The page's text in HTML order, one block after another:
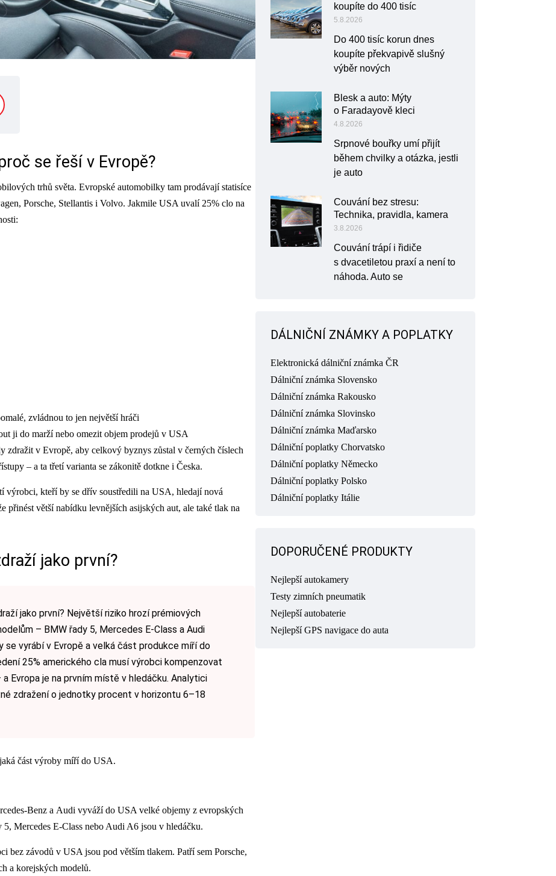
se řeší v Evropě?
trhů světa. Evropské automobilky tam prodávají statisíce
Porsche, Stellantis i Volvo. Jakmile USA uvalí 25% clo na
zvládnou to jen největší hráči
ji do marží nebo omezit objem prodejů v USA
zdražit v Evropě, aby celkový byznys zůstal v černých číslech
– a ta třetí varianta se zákonitě dotkne i Česka.
výrobci, kteří by se dřív soustředili na USA, hledají nová
přinést větší nabídku levnějších asijských aut, ale také tlak na
jako první?
jako první? Největší riziko hrozí prémiových
– BMW řady 5, Mercedes E-Class a Audi
se vyrábí v Evropě a velká část produkce míří do
25% amerického cla musí výrobci kompenzovat
Evropa je na prvním místě v hledáčku. Analytici
zdražení o jednotky procent v horizontu 6–18
část výroby míří do USA.
Benz a Audi vyváží do USA velké objemy z evropských
Mercedes E-Class nebo Audi A6 jsou v hledáčku.
bez závodů v USA jsou pod větším tlakem. Patří sem Porsche,
a korejských modelů.
koupíte do 400 tisíc
5.8.2026
Do 400 tisíc korun dnes
koupíte překvapivě slušný
výběr nových
Blesk a auto: Mýty
o Faradayově kleci
4.8.2026
Srpnové bouřky umí přijít
během chvilky a otázka, jestli
je auto
Couvání bez stresu:
Technika, pravidla, kamera
3.8.2026
Couvání trápí i řidiče
s dvacetiletou praxí a není to
náhoda. Auto se
DÁLNIČNÍ ZNÁMKY A POPLATKY
Elektronická dálniční známka ČR
Dálniční známka Slovensko
Dálniční známka Rakousko
Dálniční známka Slovinsko
Dálniční známka Maďarsko
Dálniční poplatky Chorvatsko
Dálniční poplatky Německo
Dálniční poplatky Polsko
Dálniční poplatky Itálie
DOPORUČENÉ PRODUKTY
Nejlepší autokamery
Testy zimních pneumatik
Nejlepší autobaterie
Nejlepší GPS navigace do auta